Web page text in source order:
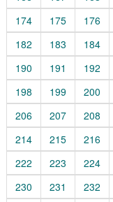
174
175 176
182
183 184
190
191 192
198
199 200
206
207 208
214
215 216
222
223 224
230
231 232